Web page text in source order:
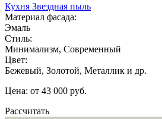
Кухня Звездная пыль
Материал фасада:
Эмаль
Стиль:
Минимализм, Современный
Цвет:
Бежевый, Золотой, Металлик и др.
Цена: от 43 000 руб.
Рассчитать